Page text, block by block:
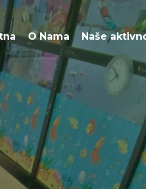
O Nama Naše
O Nama Naše